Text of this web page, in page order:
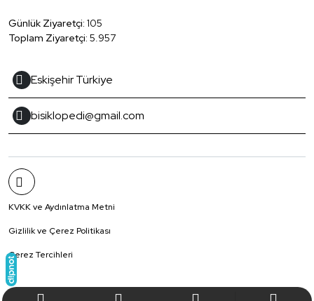
Günlük Ziyaretçi: 105
Toplam Ziyaretçi: 5.957
Eskişehir Türkiye
bisiklopedi@gmail.com
KVKK ve Aydınlatma Metni
Gizlilik ve Çerez Politikası
Çerez Tercihleri